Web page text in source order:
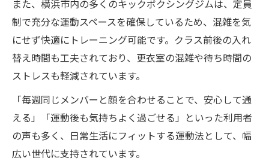
また、横浜市内の多くのキックボクシングジムは、定員
制で充分な運動スペースを確保しているため、混雑を気
にせず快適にトレーニング可能です。クラス前後の入れ
替え時間も工夫されており、更衣室の混雑や待ち時間の
ストレスも軽減されています。
「毎週同じメンバーと顔を合わせることで、安心して通
える」「運動後も気持ちよく過ごせる」といった利用者
の声も多く、日常生活にフィットする運動法として、幅
広い世代に支持されています。